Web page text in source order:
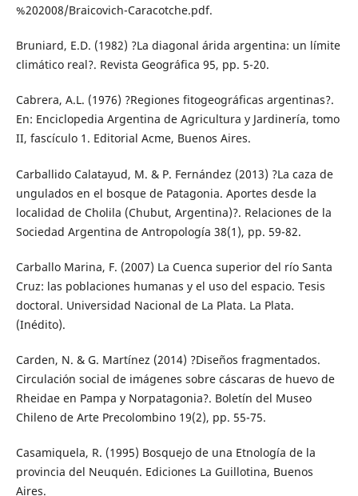
%202008/Braicovich-Caracotche.pdf.
Bruniard, E.D. (1982) ?La diagonal árida argentina: un límite
climático real?. Revista Geográfica 95, pp. 5-20.
Cabrera, A.L. (1976) ?Regiones fitogeográficas argentinas?.
En: Enciclopedia Argentina de Agricultura y Jardinería, tomo
II, fascículo 1. Editorial Acme, Buenos Aires.
Carballido Calatayud, M. & P. Fernández (2013) ?La caza de
ungulados en el bosque de Patagonia. Aportes desde la
localidad de Cholila (Chubut, Argentina)?. Relaciones de la
Sociedad Argentina de Antropología 38(1), pp. 59-82.
Carballo Marina, F. (2007) La Cuenca superior del río Santa
Cruz: las poblaciones humanas y el uso del espacio. Tesis
doctoral. Universidad Nacional de La Plata. La Plata.
(Inédito).
Carden, N. & G. Martínez (2014) ?Diseños fragmentados.
Circulación social de imágenes sobre cáscaras de huevo de
Rheidae en Pampa y Norpatagonia?. Boletín del Museo
Chileno de Arte Precolombino 19(2), pp. 55-75.
Casamiquela, R. (1995) Bosquejo de una Etnología de la
provincia del Neuquén. Ediciones La Guillotina, Buenos
Aires.